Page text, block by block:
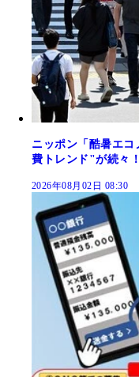
ニッポン「酷暑エ
費トレンド"が続々！
2026年08月02日 08:30